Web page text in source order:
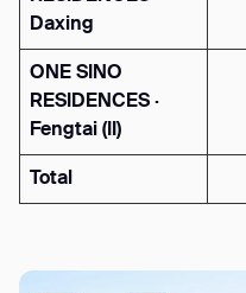
Daxing
ONE SINO
RESIDENCES ·
Fengtai (II)
Total